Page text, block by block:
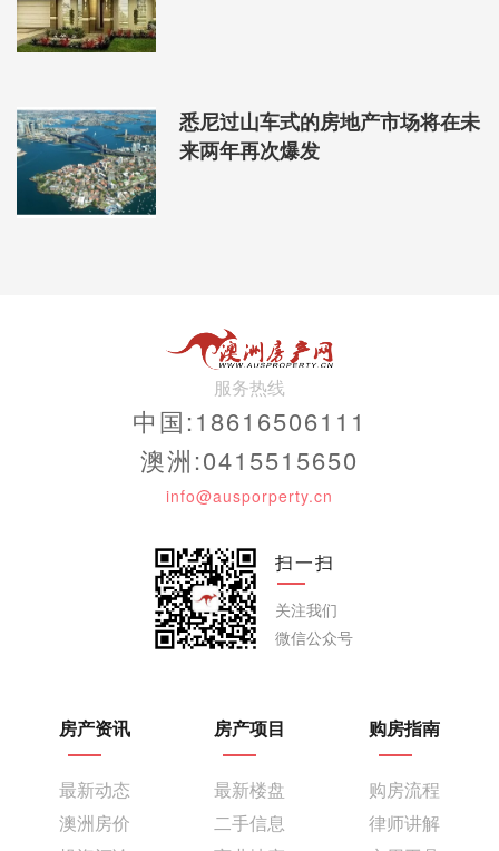
悉尼过山车式的房地产市场将在未
来两年再次爆发
服务热线
中国:18616506111
澳洲:0415515650
info@ausporperty.cn
扫一扫
关注我们
微信公众号
房产资讯
最新动态
澳洲房价
房产项目
最新楼盘
二手信息
购房指南
购房流程
律师讲解